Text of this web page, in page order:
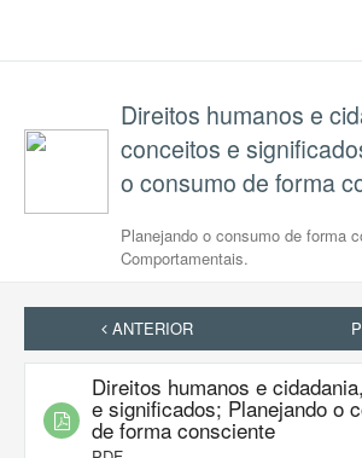
Direitos humanos e
conceitos e
o consumo de forma
Planejando o consumo de forma
Comportamentais.
ANTERIOR
Direitos humanos e
e significados; Planejando o
de forma consciente